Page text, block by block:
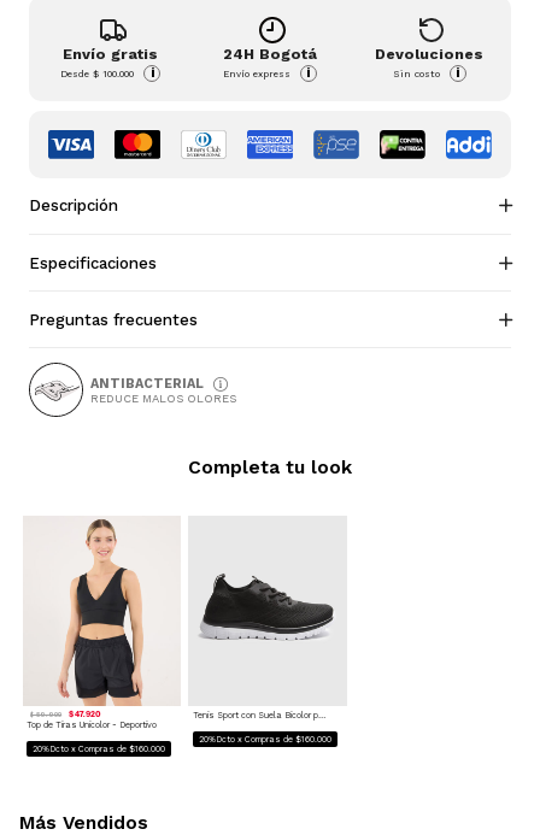
Envío gratis
Desde$ 100.000 i
24H Bogotá
Envío express i
Devoluciones
Sin costo i
Descripción
Especificaciones
Preguntas frecuentes
ANTIBACTERIAL
REDUCE MALOS OLORES
$ 59.900 $ 47.920
Top de Tiras Unicolor - Deportivo
20%Dcto x Compras de $160.000
Tenis Sport con Suela Bicolor para mujer
20%Dcto x Compras de $160.000
Completa tu look
Más Vendidos